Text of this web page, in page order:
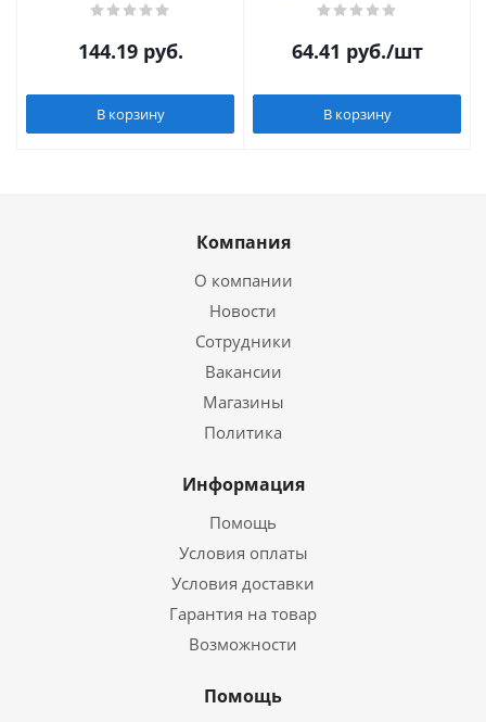
144.19руб.
В корзину
64.41 руб./шт
В корзину
Компания
О компании
Новости
Сотрудники
Вакансии
Магазины
Политика
Информация
Помощь
Условия оплаты
Условия доставки
Гарантия на товар
Возможности
Помощь